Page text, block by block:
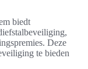
biedt
Deze
te bieden